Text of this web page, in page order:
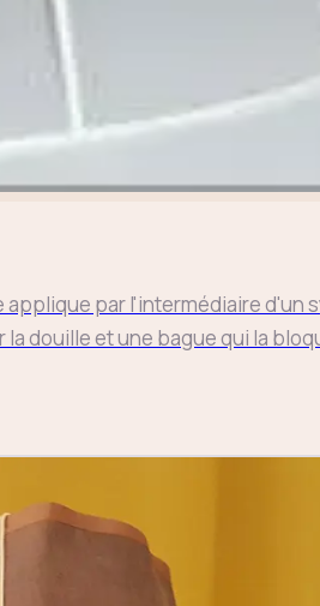
par l'intermédiaire
douille et une bague qui la